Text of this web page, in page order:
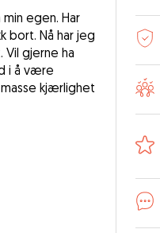
egen. Har
bort. Nå har jeg
Vil gjerne ha
i å være
kjærlighet